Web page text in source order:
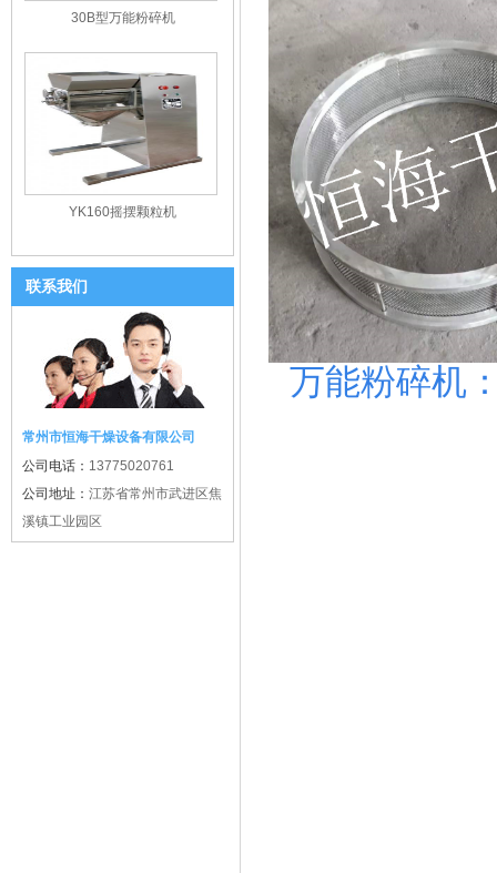
30B型万能粉碎机
YK160摇摆颗粒机
联系我们
常州市恒海干燥设备有限公司
公司电话： 13775020761
公司地址： 江苏省常州市武进区焦
溪镇工业园区
万能粉碎机